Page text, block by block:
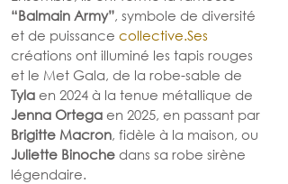
“Balmain Army”, symbole de diversité
et de puissance collective.Ses
créations ont illuminé les tapis rouges
et le Met Gala, de la robe-sable de
Tyla en 2024 à la tenue métallique de
Jenna Ortega en 2025, en passant par
Brigitte Macron, fidèle à la maison, ou
Juliette Binoche dans sa robe sirène
légendaire.